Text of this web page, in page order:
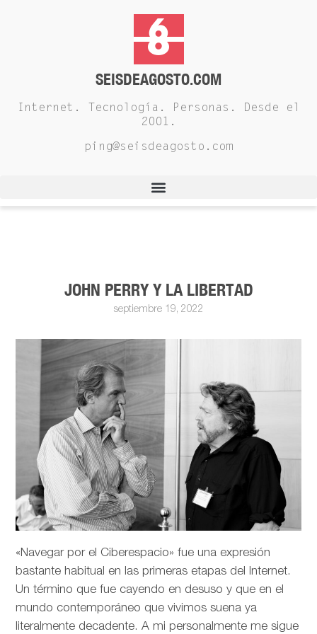
SEISDEAGOSTO.COM
Internet. Tecnología. Personas. Desde el
2001.
ping@seisdeagosto.com
JOHN PERRY Y LA LIBERTAD
septiembre 19, 2022
«Navegar por el Ciberespacio» fue una expresión
bastante habitual en las primeras etapas del Internet.
Un término que fue cayendo en desuso y que en el
mundo contemporáneo que vivimos suena ya
literalmente decadente. A mi personalmente me sigue